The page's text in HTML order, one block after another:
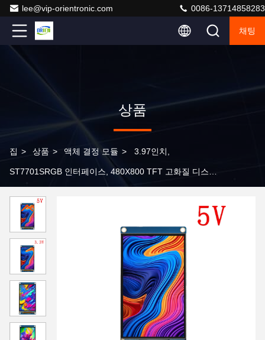
lee@vip-orientronic.com 0086-13714858283
채팅
상품
집 > 상품 > 액체 결정 모듈 > 3.97인치,
ST7701SRGB 인터페이스, 480X800 TFT 고화질 디스플
레이 방향